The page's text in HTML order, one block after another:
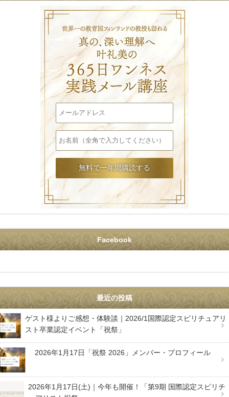
Facebook
最近の投稿
ゲスト様よりご感想・体験談｜2026/1国際認定スピリチュアリ
スト卒業認定イベント「祝祭」
2026年1月17日「祝祭 2026」メンバー・プロフィール
2026年1月17日(土)｜今年も開催！「第9期 国際認定スピリチ